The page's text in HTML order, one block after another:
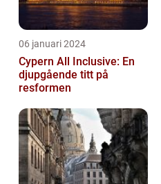
06 januari 2024
Cypern All Inclusive: En
djupgående titt på
resformen